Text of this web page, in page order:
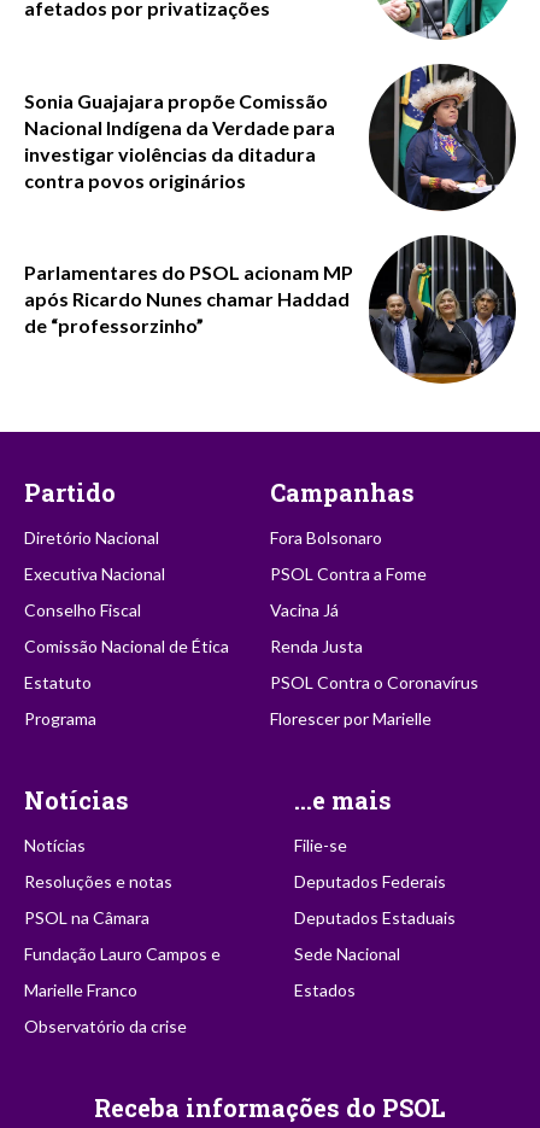
afetados por privatizações
Sonia Guajajara propõe Comissão
Nacional Indígena da Verdade para
investigar violências da ditadura
contra povos originários
Parlamentares do PSOL acionam MP
após Ricardo Nunes chamar Haddad
de “professorzinho”
Partido
Diretório Nacional
Executiva Nacional
Conselho Fiscal
Comissão Nacional de Ética
Estatuto
Programa
Campanhas
Fora Bolsonaro
PSOL Contra a Fome
Vacina Já
Renda Justa
PSOL Contra o Coronavírus
Florescer por Marielle
Notícias
Notícias
Resoluções e notas
PSOL na Câmara
Fundação Lauro Campos e
Marielle Franco
Observatório da crise
...e mais
Filie-se
Deputados Federais
Deputados Estaduais
Sede Nacional
Estados
Receba informações do PSOL